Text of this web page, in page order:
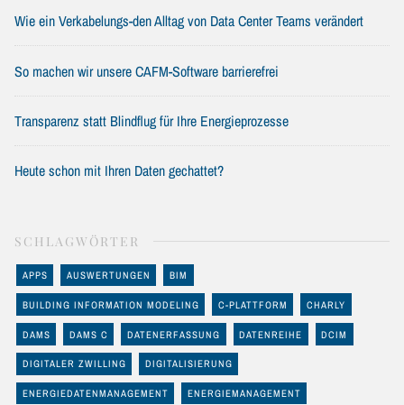
Wie ein Verkabelungs-den Alltag von Data Center Teams verändert
So machen wir unsere CAFM-Software barrierefrei
Transparenz statt Blindflug für Ihre Energieprozesse
Heute schon mit Ihren Daten gechattet?
SCHLAGWÖRTER
APPS AUSWERTUNGEN BIM
BUILDING INFORMATION MODELING C-PLATTFORM CHARLY
DAMS DAMS C DATENERFASSUNG DATENREIHE DCIM
DIGITALER ZWILLING DIGITALISIERUNG
ENERGIEDATENMANAGEMENT ENERGIEMANAGEMENT